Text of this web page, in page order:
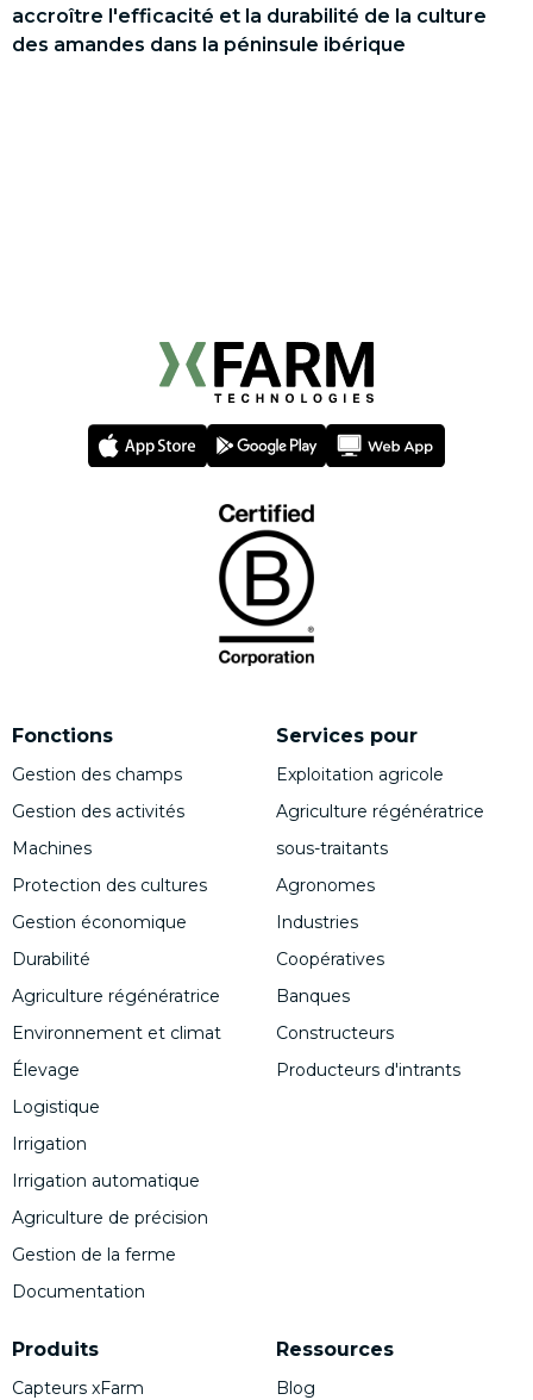
accroître l'efficacité et la durabilité de la culture
des amandes dans la péninsule ibérique
Fonctions
Gestion des champs
Gestion des activités
Machines
Protection des cultures
Gestion économique
Durabilité
Agriculture régénératrice
Environnement et climat
Élevage
Logistique
Irrigation
Irrigation automatique
Agriculture de précision
Gestion de la ferme
Documentation
Produits
Capteurs xFarm
Services pour
Exploitation agricole
Agriculture régénératrice
sous-traitants
Agronomes
Industries
Coopératives
Banques
Constructeurs
Producteurs d'intrants
Ressources
Blog